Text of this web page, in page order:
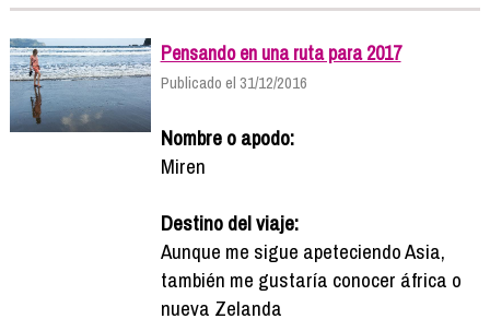
Pensando en una ruta para 2017
Publicado el 31/12/2016
Nombre o apodo:
Miren
Destino del viaje:
Aunque me sigue apeteciendo Asia,
también me gustaría conocer áfrica o
nueva Zelanda